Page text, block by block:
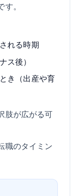
。
れる時期
ス後）
き（出産や育
肢が広がる可
職のタイミン